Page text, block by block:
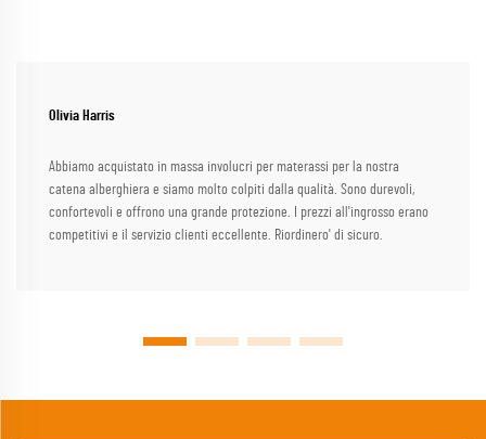
Olivia Harris
Abbiamo acquistato in massa involucri per materassi per la nostra
catena alberghiera e siamo molto colpiti dalla qualità. Sono durevoli,
confortevoli e offrono una grande protezione. I prezzi all'ingrosso erano
competitivi e il servizio clienti eccellente. Riordinero' di sicuro.